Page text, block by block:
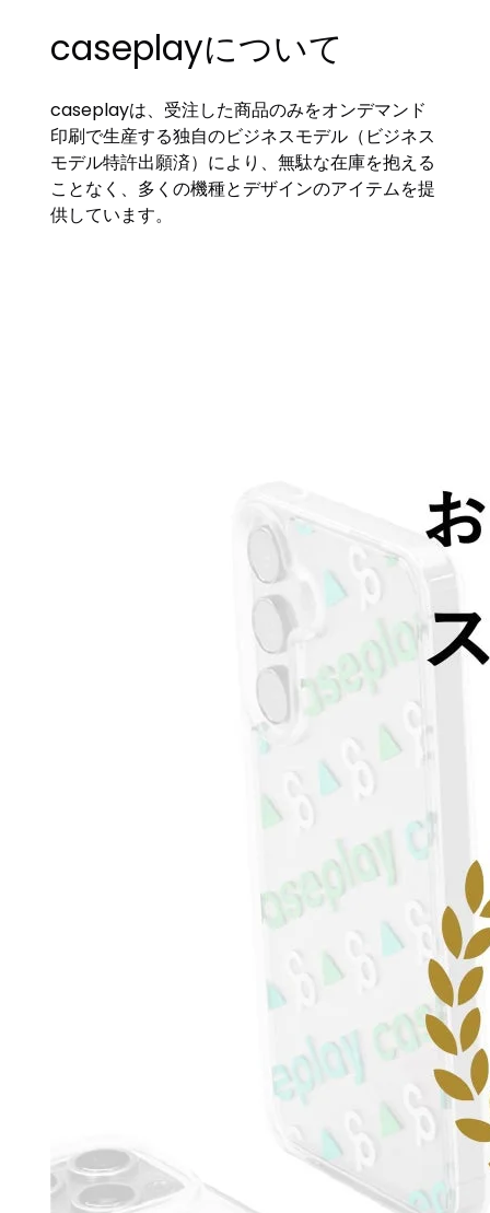
caseplayについて
caseplayは、受注した商品のみをオンデマンド
印刷で生産する独自のビジネスモデル（ビジネス
モデル特許出願済）により、無駄な在庫を抱える
ことなく、多くの機種とデザインのアイテムを提
供しています。